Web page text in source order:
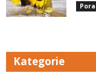
Kategorie